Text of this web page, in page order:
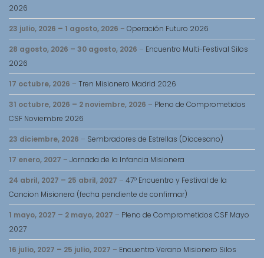
2026
23 julio, 2026 – 1 agosto, 2026 – Operación Futuro 2026
28 agosto, 2026 – 30 agosto, 2026 – Encuentro Multi-Festival Silos
2026
17 octubre, 2026 – Tren Misionero Madrid 2026
31 octubre, 2026 – 2 noviembre, 2026 – Pleno de Comprometidos
CSF Noviembre 2026
23 diciembre, 2026 – Sembradores de Estrellas (Diocesano)
17 enero, 2027 – Jornada de la Infancia Misionera
24 abril, 2027 – 25 abril, 2027 – 47º Encuentro y Festival de la
Cancion Misionera (fecha pendiente de confirmar)
1 mayo, 2027 – 2 mayo, 2027 – Pleno de Comprometidos CSF Mayo
2027
16 julio, 2027 – 25 julio, 2027 – Encuentro Verano Misionero Silos